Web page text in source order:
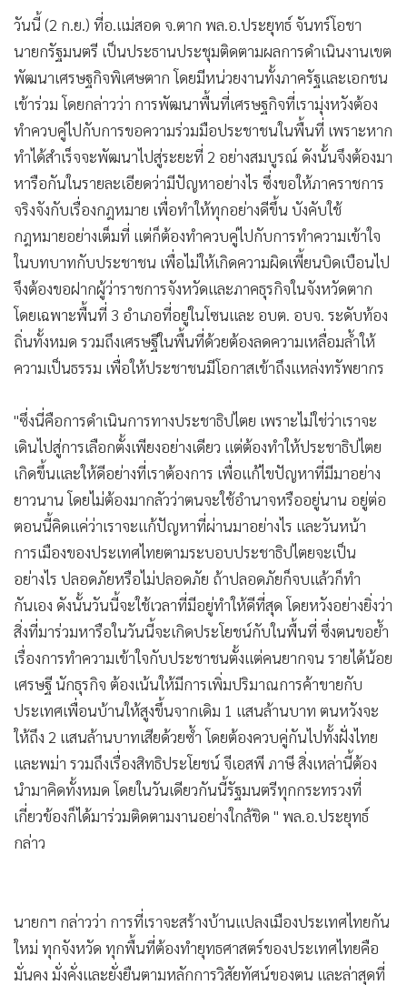
• News1
• Gotomanager
วันนี้ (2 ก.ย.) ที่อ.แม่สอด จ.ตาก พล.อ.ประยุทธ์ จันทร์โอชา
นายกรัฐมนตรี เป็นประธานประชุมติดตามผลการดำเนินงานเขต
พัฒนาเศรษฐกิจพิเศษตาก โดยมีหน่วยงานทั้งภาครัฐและเอกชน
เข้าร่วม โดยกล่าวว่า การพัฒนาพื้นที่เศรษฐกิจที่เรามุ่งหวังต้อง
ทำควบคู่ไปกับการขอความร่วมมือประชาชนในพื้นที่ เพราะหาก
ทำได้สำเร็จจะพัฒนาไปสู่ระยะที่ 2 อย่างสมบูรณ์ ดังนั้นจึงต้องมา
หารือกันในรายละเอียดว่ามีปัญหาอย่างไร ซึ่งขอให้ภาคราชการ
จริงจังกับเรื่องกฎหมาย เพื่อทำให้ทุกอย่างดีขึ้น บังคับใช้
กฎหมายอย่างเต็มที่ แต่ก็ต้องทำควบคู่ไปกับการทำความเข้าใจ
ในบทบาทกับประชาชน เพื่อไม่ให้เกิดความผิดเพี้ยนบิดเบือนไป
จึงต้องขอฝากผู้ว่าราชการจังหวัดและภาคธุรกิจในจังหวัดตาก
โดยเฉพาะพื้นที่ 3 อำเภอที่อยู่ในโซนและ อบต. อบจ. ระดับท้อง
ถิ่นทั้งหมด รวมถึงเศรษฐีในพื้นที่ด้วยต้องลดความเหลื่อมล้ำให้
ความเป็นธรรม เพื่อให้ประชาชนมีโอกาสเข้าถึงแหล่งทรัพยากร
"ซึ่งนี่คือการดำเนินการทางประชาธิปไตย เพราะไม่ใช่ว่าเราจะ
เดินไปสู่การเลือกตั้งเพียงอย่างเดียว แต่ต้องทำให้ประชาธิปไตย
เกิดขึ้นและให้ดีอย่างที่เราต้องการ เพื่อแก้ไขปัญหาที่มีมาอย่าง
ยาวนาน โดยไม่ต้องมากลัวว่าตนจะใช้อำนาจหรืออยู่นาน อยู่ต่อ
ตอนนี้คิดแค่ว่าเราจะแก้ปัญหาที่ผ่านมาอย่างไร และวันหน้า
การเมืองของประเทศไทยตามระบอบประชาธิปไตยจะเป็น
อย่างไร ปลอดภัยหรือไม่ปลอดภัย ถ้าปลอดภัยก็จบแล้วก็ทำ
กันเอง ดังนั้นวันนี้จะใช้เวลาที่มีอยู่ทำให้ดีที่สุด โดยหวังอย่างยิ่งว่า
สิ่งที่มาร่วมหารือในวันนี้จะเกิดประโยชน์กับในพื้นที่ ซึ่งตนขอย้ำ
เรื่องการทำความเข้าใจกับประชาชนตั้งแต่คนยากจน รายได้น้อย
เศรษฐี นักธุรกิจ ต้องเน้นให้มีการเพิ่มปริมาณการค้าขายกับ
ประเทศเพื่อนบ้านให้สูงขึ้นจากเดิม 1 แสนล้านบาท ตนหวังจะ
ให้ถึง 2 แสนล้านบาทเสียด้วยซ้ำ โดยต้องควบคู่กันไปทั้งฝั่งไทย
และพม่า รวมถึงเรื่องสิทธิประโยชน์ จีเอสพี ภาษี สิ่งเหล่านี้ต้อง
นำมาคิดทั้งหมด โดยในวันเดียวกันนี้รัฐมนตรีทุกกระทรวงที่
เกี่ยวข้องก็ได้มาร่วมติดตามงานอย่างใกล้ชิด " พล.อ.ประยุทธ์
กล่าว
นายกฯ กล่าวว่า การที่เราจะสร้างบ้านแปลงเมืองประเทศไทยกัน
ใหม่ ทุกจังหวัด ทุกพื้นที่ต้องทำยุทธศาสตร์ของประเทศไทยคือ
มั่นคง มั่งคั่งและยั่งยืนตามหลักการวิสัยทัศน์ของตน และล่าสุดที่